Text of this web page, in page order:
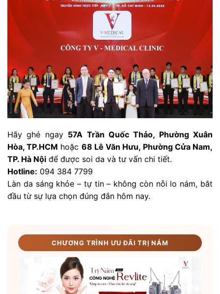
Hãy ghé ngay 57A Trần Quốc Thảo, Phường Xuân
Hòa, TP.HCM hoặc 68 Lê Văn Hưu, Phường Cửa Nam,
TP. Hà Nội để được soi da và tư vấn chi tiết.
Hotline: 094 384 7799
Làn da sáng khỏe – tự tin – không còn nỗi lo nám, bắt
đầu từ sự lựa chọn đúng đắn hôm nay.
CHƯƠNG TRÌNH ƯU ĐÃI TRỊ NÁM